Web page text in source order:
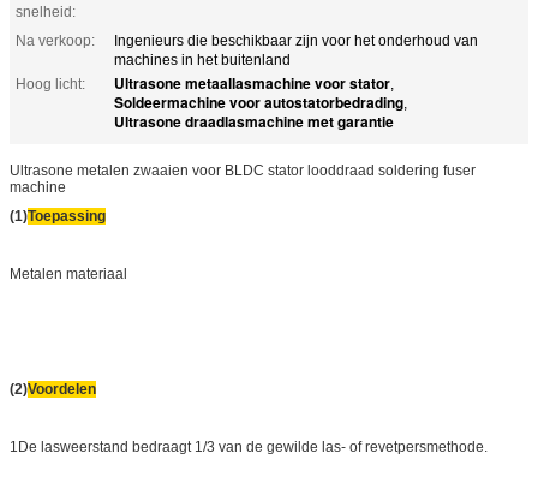
snelheid:
Na verkoop:
Ingenieurs die beschikbaar zijn voor het onderhoud van
machines in het buitenland
Hoog licht:
Ultrasone metaallasmachine voor stator,
Soldeermachine voor autostatorbedrading,
Ultrasone draadlasmachine met garantie
Ultrasone metalen zwaaien voor BLDC stator looddraad soldering fuser
machine
(1)Toepassing
Metalen materiaal
(2)Voordelen
1De lasweerstand bedraagt 1/3 van de gewilde las- of revetpersmethode.